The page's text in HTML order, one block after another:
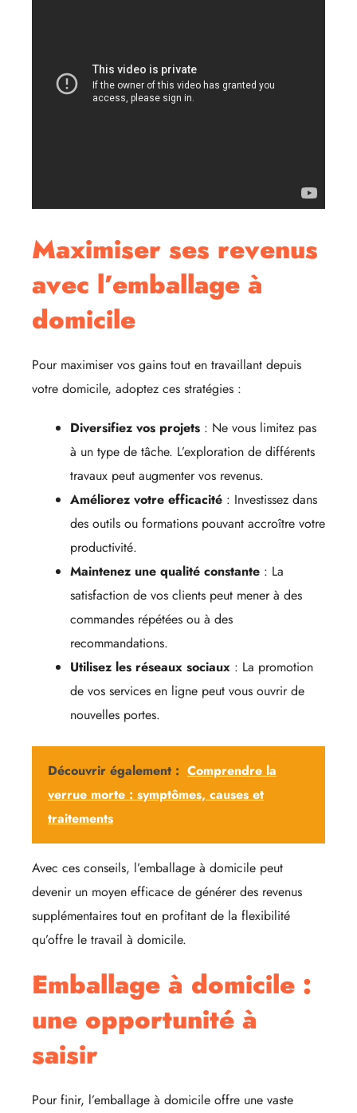
Maximiser ses revenus
avec l’emballage à
domicile
Pour maximiser vos gains tout en travaillant depuis
votre domicile, adoptez ces stratégies :
Diversifiez vos projets : Ne vous limitez pas
à un type de tâche. L’exploration de différents
travaux peut augmenter vos revenus.
Améliorez votre efficacité : Investissez dans
des outils ou formations pouvant accroître votre
productivité.
Maintenez une qualité constante : La
satisfaction de vos clients peut mener à des
commandes répétées ou à des
recommandations.
Utilisez les réseaux sociaux : La promotion
de vos services en ligne peut vous ouvrir de
nouvelles portes.
Découvrir également : Comprendre la
verrue morte : symptômes, causes et
traitements
Avec ces conseils, l’emballage à domicile peut
devenir un moyen efficace de générer des revenus
supplémentaires tout en profitant de la flexibilité
qu’offre le travail à domicile.
Emballage à domicile :
une opportunité à
saisir
Pour finir, l’emballage à domicile offre une vaste